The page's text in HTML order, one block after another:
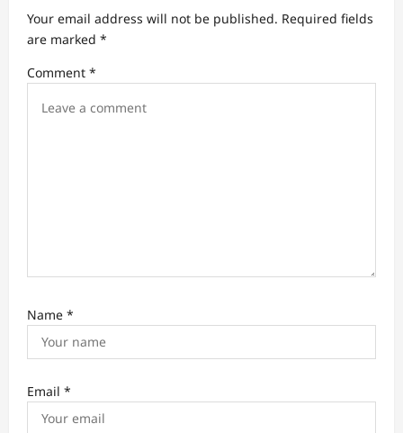
a
t
i
Your email address will not be published. Required fields
are marked *
Comment *
Name *
Email *